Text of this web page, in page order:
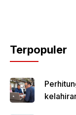
Terpopuler